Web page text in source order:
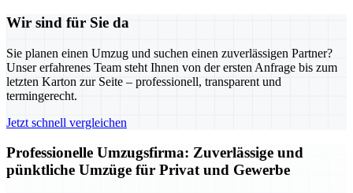
Wir sind für Sie da
Sie planen einen Umzug und suchen einen zuverlässigen Partner?
Unser erfahrenes Team steht Ihnen von der ersten Anfrage bis zum
letzten Karton zur Seite – professionell, transparent und
termingerecht.
Jetzt schnell vergleichen
Professionelle Umzugsfirma: Zuverlässige und
pünktliche Umzüge für Privat und Gewerbe